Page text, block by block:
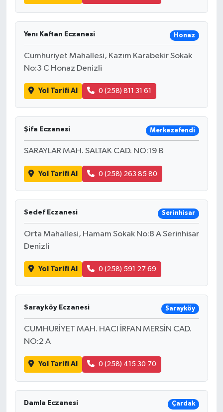
Yenı Kaftan Eczanesi Honaz
Cumhuriyet Mahallesi, Kazım Karabekir Sokak
No:3 C Honaz Denizli
Yol Tarifi Al 0 (258) 811 31 61
Şifa Eczanesi Merkezefendi
SARAYLAR MAH. SALTAK CAD. NO:19 B
Yol Tarifi Al 0 (258) 263 85 80
Sedef Eczanesi Serinhisar
Orta Mahallesi, Hamam Sokak No:8 A Serinhisar
Denizli
Yol Tarifi Al 0 (258) 591 27 69
Sarayköy Eczanesi Sarayköy
CUMHURİYET MAH. HACI İRFAN MERSİN CAD.
NO:2 A
Yol Tarifi Al 0 (258) 415 30 70
Damla Eczanesi Çardak